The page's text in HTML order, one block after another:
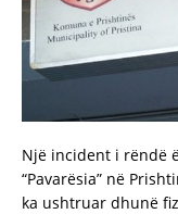
Një incident i rëndë
“Pavarësia” në
ka ushtruar dhunë